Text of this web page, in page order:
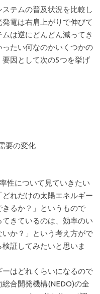
テムの普及状況を比較し
電は右肩上がりで伸びて
は逆にどんどん減ってき
たい何なのかいくつかの
因として次の5つを挙げ
要の変化
性について見ていきたい
れだけの太陽エネルギー
るか？」というもので
きているのは、効率のい
か？」という考え方がで
証してみたいと思いま
はどれくらいになるので
合開発機構(NEDO)の全